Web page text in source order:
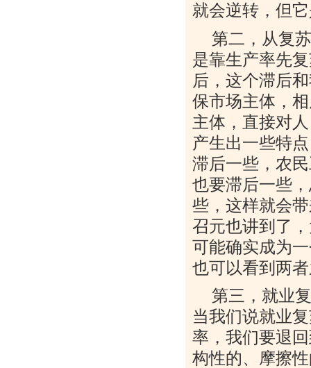
就会逆转，但
第二，从复
是靠生产率先
后，这个滞后
保市场主体，
主体，直接对
产生出一些特
滞后一些，农
也要滞后一些
些，这样就会
召元也讲到了
可能确实成为
也可以看到两
第三，就业
当我们说就业
率，我们要退
构性的、摩擦